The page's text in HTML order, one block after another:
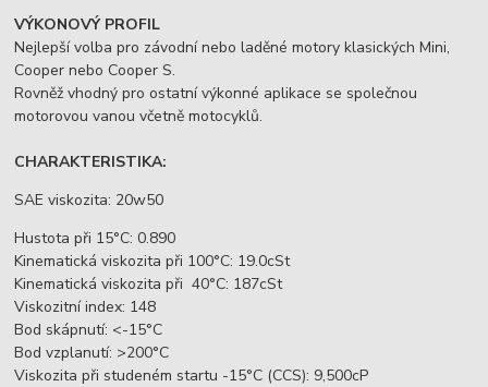
VÝKONOVÝ PROFIL
Nejlepší volba pro závodní nebo laděné motory klasických Mini,
Cooper nebo Cooper S.
Rovněž vhodný pro ostatní výkonné aplikace se společnou
motorovou vanou včetně motocyklů.
CHARAKTERISTIKA:
SAE viskozita: 20w50
Hustota při 15°C: 0.890
Kinematická viskozita při 100°C: 19.0cSt
Kinematická viskozita při 40°C: 187cSt
Viskozitní index: 148
Bod skápnutí: <-15°C
Bod vzplanutí: >200°C
Viskozita při studeném startu -15°C (CCS): 9,500cP